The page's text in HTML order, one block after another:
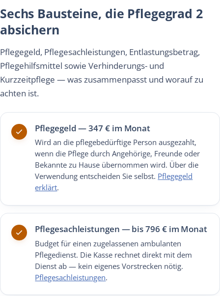
Sechs Bausteine, die Pflegegrad 2
absichern
Pflegegeld, Pflegesachleistungen, Entlastungsbetrag,
Pflegehilfsmittel sowie Verhinderungs- und
Kurzzeitpflege — was zusammenpasst und worauf zu
achten ist.
Pflegegeld — 347 € im Monat
Wird an die pflegebedürftige Person ausgezahlt,
wenn die Pflege durch Angehörige, Freunde oder
Bekannte zu Hause übernommen wird. Über die
Verwendung entscheiden Sie selbst. Pflegegeld
erklärt.
Pflegesachleistungen — bis 796 € im Monat
Budget für einen zugelassenen ambulanten
Pflegedienst. Die Kasse rechnet direkt mit dem
Dienst ab — kein eigenes Vorstrecken nötig.
Pflegesachleistungen.